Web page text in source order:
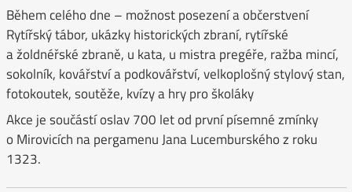
Během celého dne – možnost posezení a občerstvení
Rytířský tábor, ukázky historických zbraní, rytířské
a žoldnéřské zbraně, u kata, u mistra pregéře, ražba mincí,
sokolník, kovářství a podkovářství, velkoplošný stylový stan,
fotokoutek, soutěže, kvízy a hry pro školáky
Akce je součástí oslav 700 let od první písemné zmínky
o Mirovicích na pergamenu Jana Lucemburského z roku
1323.